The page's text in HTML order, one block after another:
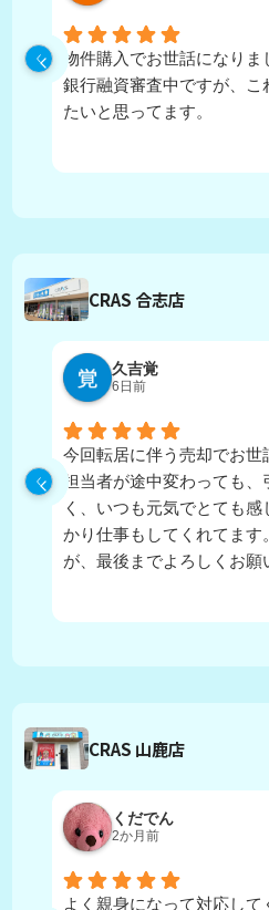
物件購入でお世話になりま
銀行融資審査中ですが、こ
たいと思ってます。
CRAS 合志店
久吉覚
6日前
今回転居に伴う売却でお世
担当者が途中変わっても
く、いつも元気でとても
かり仕事もしてくれてます
が、最後までよろしくお願
CRAS 山鹿店
くだでん
2か月前
よく親身になって対応して